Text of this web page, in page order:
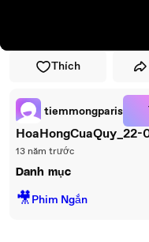
Thích
tiemmongparis
HoaHongCuaQuy_22-
13 năm trước
Danh mục
🎥Phim Ngắn